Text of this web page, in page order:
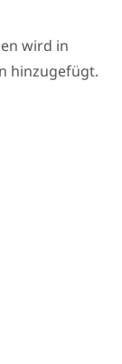
wird in
hinzugefügt.